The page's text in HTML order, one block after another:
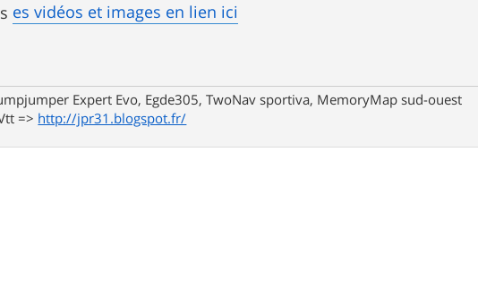
es vidéos et images en lien ici
Expert Evo, Egde305, TwoNav sportiva, MemoryMap sud-ouest
=> http://jpr31.blogspot.fr/